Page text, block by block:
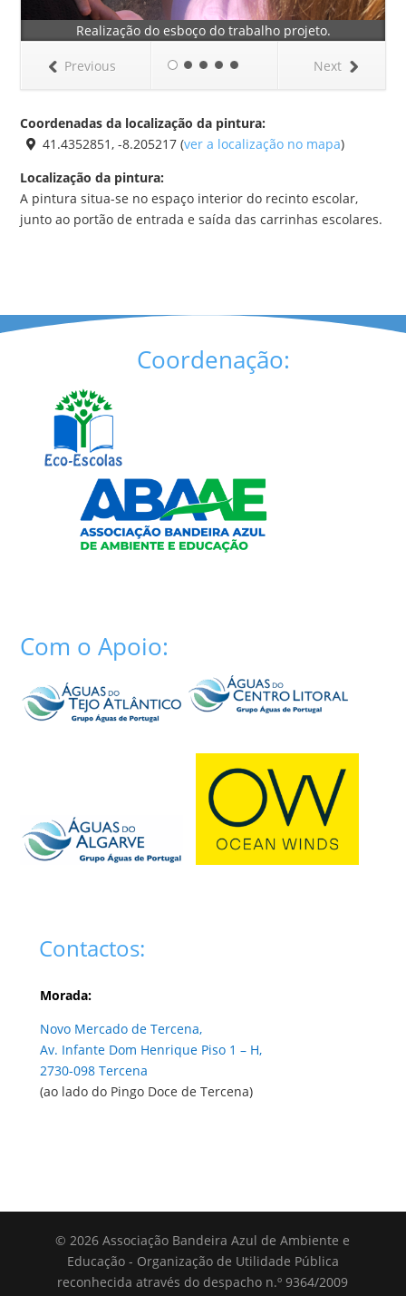
Realização do esboço do trabalho projeto.
Next
Previous
Coordenadas da localização da pintura:
41.4352851, -8.205217 (ver a localização no mapa)
Localização da pintura:
A pintura situa-se no espaço interior do recinto escolar,
junto ao portão de entrada e saída das carrinhas escolares.
Coordenação:
Com o Apoio:
Contactos:
Morada:
Novo Mercado de Tercena,
Av. Infante Dom Henrique Piso 1 – H,
2730-098 Tercena
(ao lado do Pingo Doce de Tercena)
© 2026 Associação Bandeira Azul de Ambiente e
Educação - Organização de Utilidade Pública
reconhecida através do despacho n.º 9364/2009